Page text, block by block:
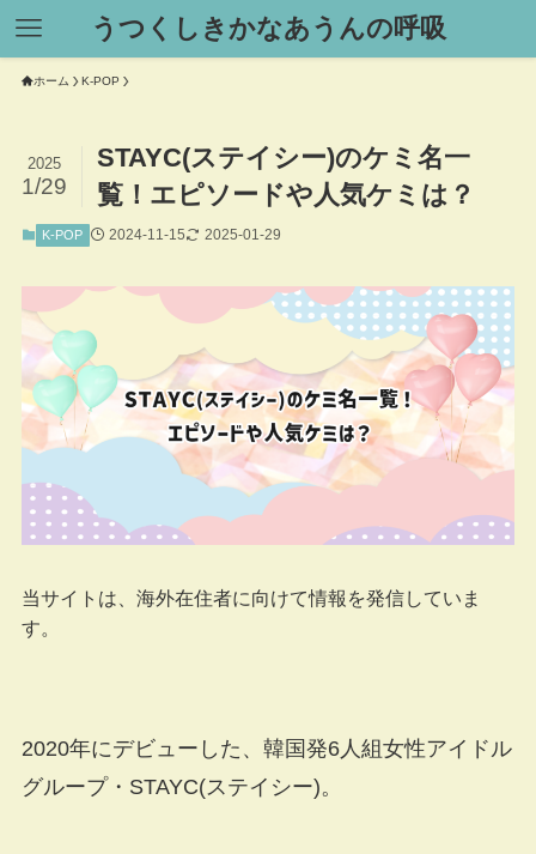
うつくしきかなあうんの呼吸
ホーム K-POP
STAYC(ステイシー)のケミ名一
覧！エピソードや人気ケミは？
2025
1/29
K-POP 2024-11-15 2025-01-29
当サイトは、海外在住者に向けて情報を発信していま
す。
2020年にデビューした、韓国発6人組女性アイドル
グループ・STAYC(ステイシー)。